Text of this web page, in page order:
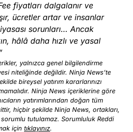
fiyatları dalgalanır ve
ücretler artar ve insanlar
sorunları… Ancak
hâlâ daha hızlı ve yasal
yalnızca genel bilgilendirme
niteliğinde değildir. Ninja News’te
bireysel yatırım kararlarınızı
Ninja News içeriklerine göre
yatırımlarından doğan tüm
hiçbir şekilde Ninja News, ortakları,
sorumlu tutulamaz. Sorumluluk Reddi
için tıklayınız.